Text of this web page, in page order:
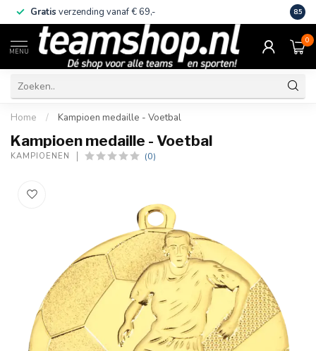
Gratis verzending vanaf € 69,- Eigen
8.5
MENU
0
Home / Kampioen medaille - Voetbal
Kampioen medaille - Voetbal
KAMPIOENEN (0)